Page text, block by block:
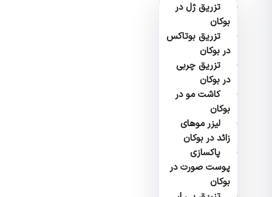
تزریق ژل در
بوکان
تزریق بوتاکس
در بوکان
تزریق چربی
در بوکان
کاشت مو در
بوکان
لیزر موهای
زائد در بوکان
پاکسازی
پوست صورت در
بوکان